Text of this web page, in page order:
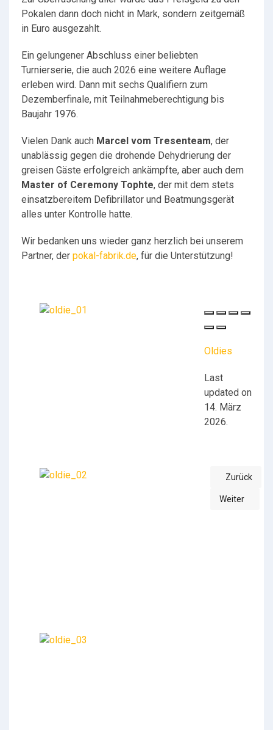
Pokalen dann doch nicht in Mark, sondern zeitgemäß
in Euro ausgezahlt.
Ein gelungener Abschluss einer beliebten
Turnierserie, die auch 2026 eine weitere Auflage
erleben wird. Dann mit sechs Qualifiern zum
Dezemberfinale, mit Teilnahmeberechtigung bis
Baujahr 1976.
Vielen Dank auch Marcel vom Tresenteam, der
unablässig gegen die drohende Dehydrierung der
greisen Gäste erfolgreich ankämpfte, aber auch dem
Master of Ceremony Tophte, der mit dem stets
einsatzbereitem Defibrillator und Beatmungsgerät
alles unter Kontrolle hatte.
Wir bedanken uns wieder ganz herzlich bei unserem
Partner, der pokal-fabrik.de, für die Unterstützung!
Oldies
Last
updated on
14. März
2026.
Vorheriger
Zurück
Nächster
Weiter